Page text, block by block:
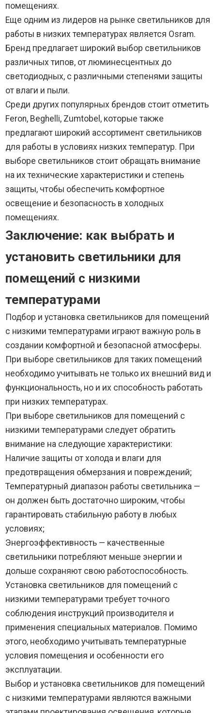
помещениях.
Еще одним из лидеров на рынке светильников для
работы в низких температурах является Osram.
Бренд предлагает широкий выбор светильников
различных типов, от люминесцентных до
светодиодных, с различными степенями защиты
от влаги и пыли.
Среди других популярных брендов стоит отметить
Feron, Beghelli, Zumtobel, которые также
предлагают широкий ассортимент светильников
для работы в условиях низких температур. При
выборе светильников стоит обращать внимание
на их технические характеристики и степень
защиты, чтобы обеспечить комфортное
освещение и безопасность в холодных
помещениях.
Заключение: как выбрать и
установить светильники для
помещений с низкими
температурами
Подбор и установка светильников для помещений
с низкими температурами играют важную роль в
создании комфортной и безопасной атмосферы.
При выборе светильников для таких помещений
необходимо учитывать не только их внешний вид и
функциональность, но и их способность работать
при низких температурах.
При выборе светильников для помещений с
низкими температурами следует обратить
внимание на следующие характеристики:
Наличие защиты от холода и влаги для
предотвращения обмерзания и повреждений;
Температурный диапазон работы светильника —
он должен быть достаточно широким, чтобы
гарантировать стабильную работу в любых
условиях;
Энергоэффективность — качественные
светильники потребляют меньше энергии и
дольше сохраняют свою работоспособность.
Установка светильников для помещений с
низкими температурами требует точного
соблюдения инструкций производителя и
применения специальных материалов. Помимо
этого, необходимо учитывать температурные
условия помещения и особенности его
эксплуатации.
Выбор и установка светильников для помещений
с низкими температурами являются важными